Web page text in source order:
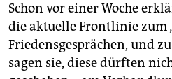
Schon vor einer Woche
die aktuelle Frontlinie zum
Friedensgesprächen, und
sagen sie, diese dürften